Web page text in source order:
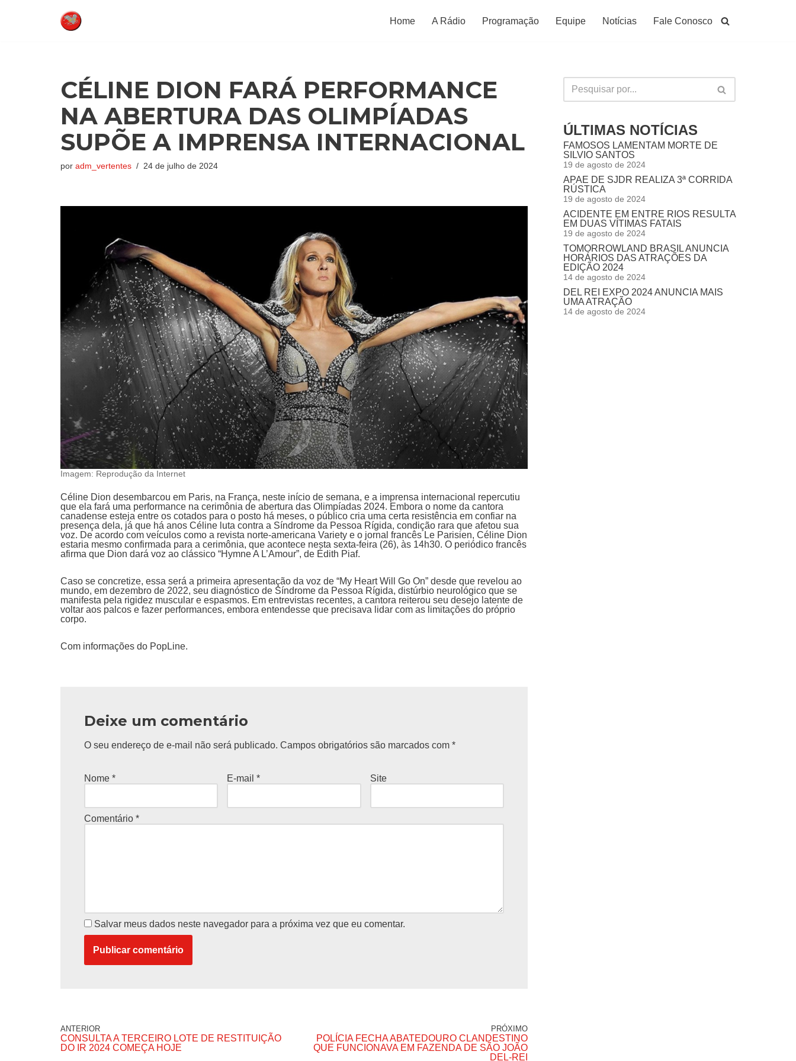
Home A Rádio Programação Equipe Notícias Fale Conosco
CÉLINE DION FARÁ PERFORMANCE
NA ABERTURA DAS OLIMPÍADAS
SUPÕE A IMPRENSA INTERNACIONAL
por adm_vertentes 24 de julho de 2024
Imagem: Reprodução da Internet
Céline Dion desembarcou em Paris, na França, neste início de semana, e a imprensa internacional repercutiu
que ela fará uma performance na cerimônia de abertura das Olimpíadas 2024. Embora o nome da cantora
canadense esteja entre os cotados para o posto há meses, o público cria uma certa resistência em confiar na
presença dela, já que há anos Céline luta contra a Síndrome da Pessoa Rígida, condição rara que afetou sua
voz. De acordo com veículos como a revista norte-americana Variety e o jornal francês Le Parisien, Céline Dion
estaria mesmo confirmada para a cerimônia, que acontece nesta sexta-feira (26), às 14h30. O periódico francês
afirma que Dion dará voz ao clássico “Hymne A L’Amour”, de Édith Piaf.
Caso se concretize, essa será a primeira apresentação da voz de “My Heart Will Go On” desde que revelou ao
mundo, em dezembro de 2022, seu diagnóstico de Síndrome da Pessoa Rígida, distúrbio neurológico que se
manifesta pela rigidez muscular e espasmos. Em entrevistas recentes, a cantora reiterou seu desejo latente de
voltar aos palcos e fazer performances, embora entendesse que precisava lidar com as limitações do próprio
corpo.
Com informações do PopLine.
Deixe um comentário
O seu endereço de e-mail não será publicado. Campos obrigatórios são marcados com *
Nome * E-mail* Site
Comentário *
Salvar meus dados neste navegador para a próxima vez que eu comentar.
ANTERIOR
CONSULTA A TERCEIRO LOTE DE RESTITUIÇÃO
DO IR 2024 COMEÇA HOJE
PRÓXIMO
POLÍCIA FECHA ABATEDOURO CLANDESTINO
QUE FUNCIONAVA EM FAZENDA DE SÃO JOÃO
DEL-REI
ÚLTIMAS NOTÍCIAS
FAMOSOS LAMENTAM MORTE DE
SILVIO SANTOS
19 de agosto de 2024
APAE DE SJDR REALIZA 3ª CORRIDA
RÚSTICA
19 de agosto de 2024
ACIDENTE EM ENTRE RIOS RESULTA
EM DUAS VÍTIMAS FATAIS
19 de agosto de 2024
TOMORROWLAND BRASIL ANUNCIA
HORÁRIOS DAS ATRAÇÕES DA
EDIÇÃO 2024
14 de agosto de 2024
DEL REI EXPO 2024 ANUNCIA MAIS
UMA ATRAÇÃO
14 de agosto de 2024